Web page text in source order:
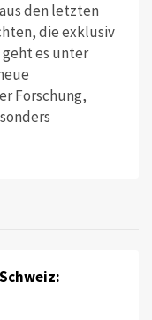
den letzten
die exklusiv
es unter
Forschung,